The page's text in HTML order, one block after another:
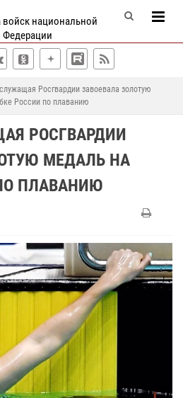
национальной
Федерации
Росгвардии завоевала золотую
России по плаванию
РОСГВАРДИИ
МЕДАЛЬ НА
ПЛАВАНИЮ